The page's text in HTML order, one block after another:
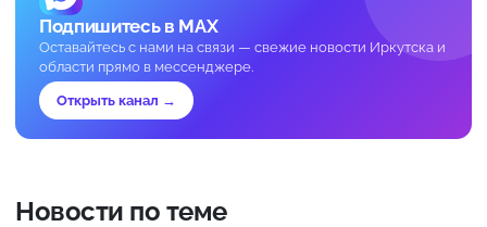
Подпишитесь в MAX
Оставайтесь с нами на связи — свежие новости Иркутска и
области прямо в мессенджере.
Открыть канал →
Новости по теме